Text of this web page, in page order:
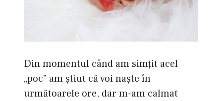
Din momentul când am simţit acel
„poc” am ştiut că voi naşte în
următoarele ore, dar m-am calmat